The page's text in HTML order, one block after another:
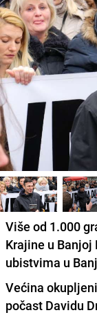
Više od 1.000
Krajine u Banjoj
ubistvima u
Većina
počast Davidu